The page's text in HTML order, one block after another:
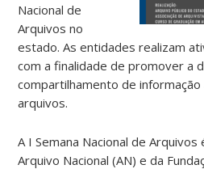
Nacional de
Arquivos no
estado. As entidades realizam
com a finalidade de promover a
compartilhamento de informação
arquivos.
A I Semana Nacional de Arquivos
Arquivo Nacional (AN) e da